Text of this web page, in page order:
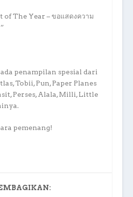
of The Year – ขอแสดงความ
penampilan spesial dari
Tobii, Pun, Paper Planes
Perses, Alala, Milli, Little
pemenang!